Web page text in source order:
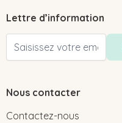
Lettre d’information
Adresse email
Nous contacter
Contactez-nous